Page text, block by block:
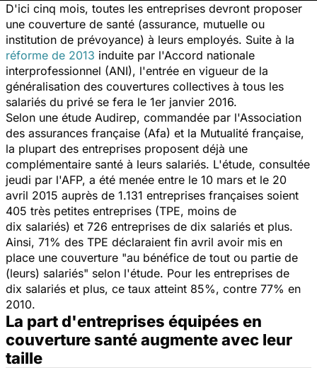
D'ici cinq mois, toutes les entreprises devront proposer
une couverture de santé (assurance, mutuelle ou
institution de prévoyance) à leurs employés. Suite à la
réforme de 2013 induite par l'Accord nationale
interprofessionnel (ANI), l'entrée en vigueur de la
généralisation des couvertures collectives à tous les
salariés du privé se fera le 1er janvier 2016.
Selon une étude Audirep, commandée par l'Association
des assurances française (Afa) et la Mutualité française,
la plupart des entreprises proposent déjà une
complémentaire santé à leurs salariés. L'étude, consultée
jeudi par l'AFP, a été menée entre le 10 mars et le 20
avril 2015 auprès de 1.131 entreprises françaises soient
405 très petites entreprises (TPE, moins de
dix salariés) et 726 entreprises de dix salariés et plus.
Ainsi, 71% des TPE déclaraient fin avril avoir mis en
place une couverture "au bénéfice de tout ou partie de
(leurs) salariés" selon l'étude. Pour les entreprises de
dix salariés et plus, ce taux atteint 85%, contre 77% en
2010.
La part d'entreprises équipées en
couverture santé augmente avec leur
taille